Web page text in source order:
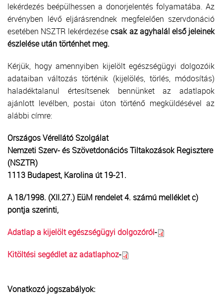
lekérdezés beépülhessen a donorjelentés folyamatába. Az
érvényben lévő eljárásrendnek megfelelően szervdonáció
esetében NSZTR lekérdezésecsak az agyhalál első jeleinek
észlelése után történhet meg.
Kérjük, hogy amennyiben kijelölt egészségügyi dolgozóik
adataiban változás történik (kijelölés, törlés, módosítás)
haladéktalanul értesítsenek bennünket az adatlapok
ajánlott levélben, postai úton történő megküldésével az
alábbi címre:
Országos Vérellátó Szolgálat
Nemzeti Szerv- és Szövetdonációs Tiltakozások Regisztere
(NSZTR)
1113 Budapest, Karolina út 19-21.
A 18/1998. (XII.27.) EüM rendelet 4. számú melléklet c)
pontja szerinti,
Adatlap a kijelölt egészségügyi dolgozóról-
Kitöltési segédlet az adatlaphoz-
Vonatkozó jogszabályok: